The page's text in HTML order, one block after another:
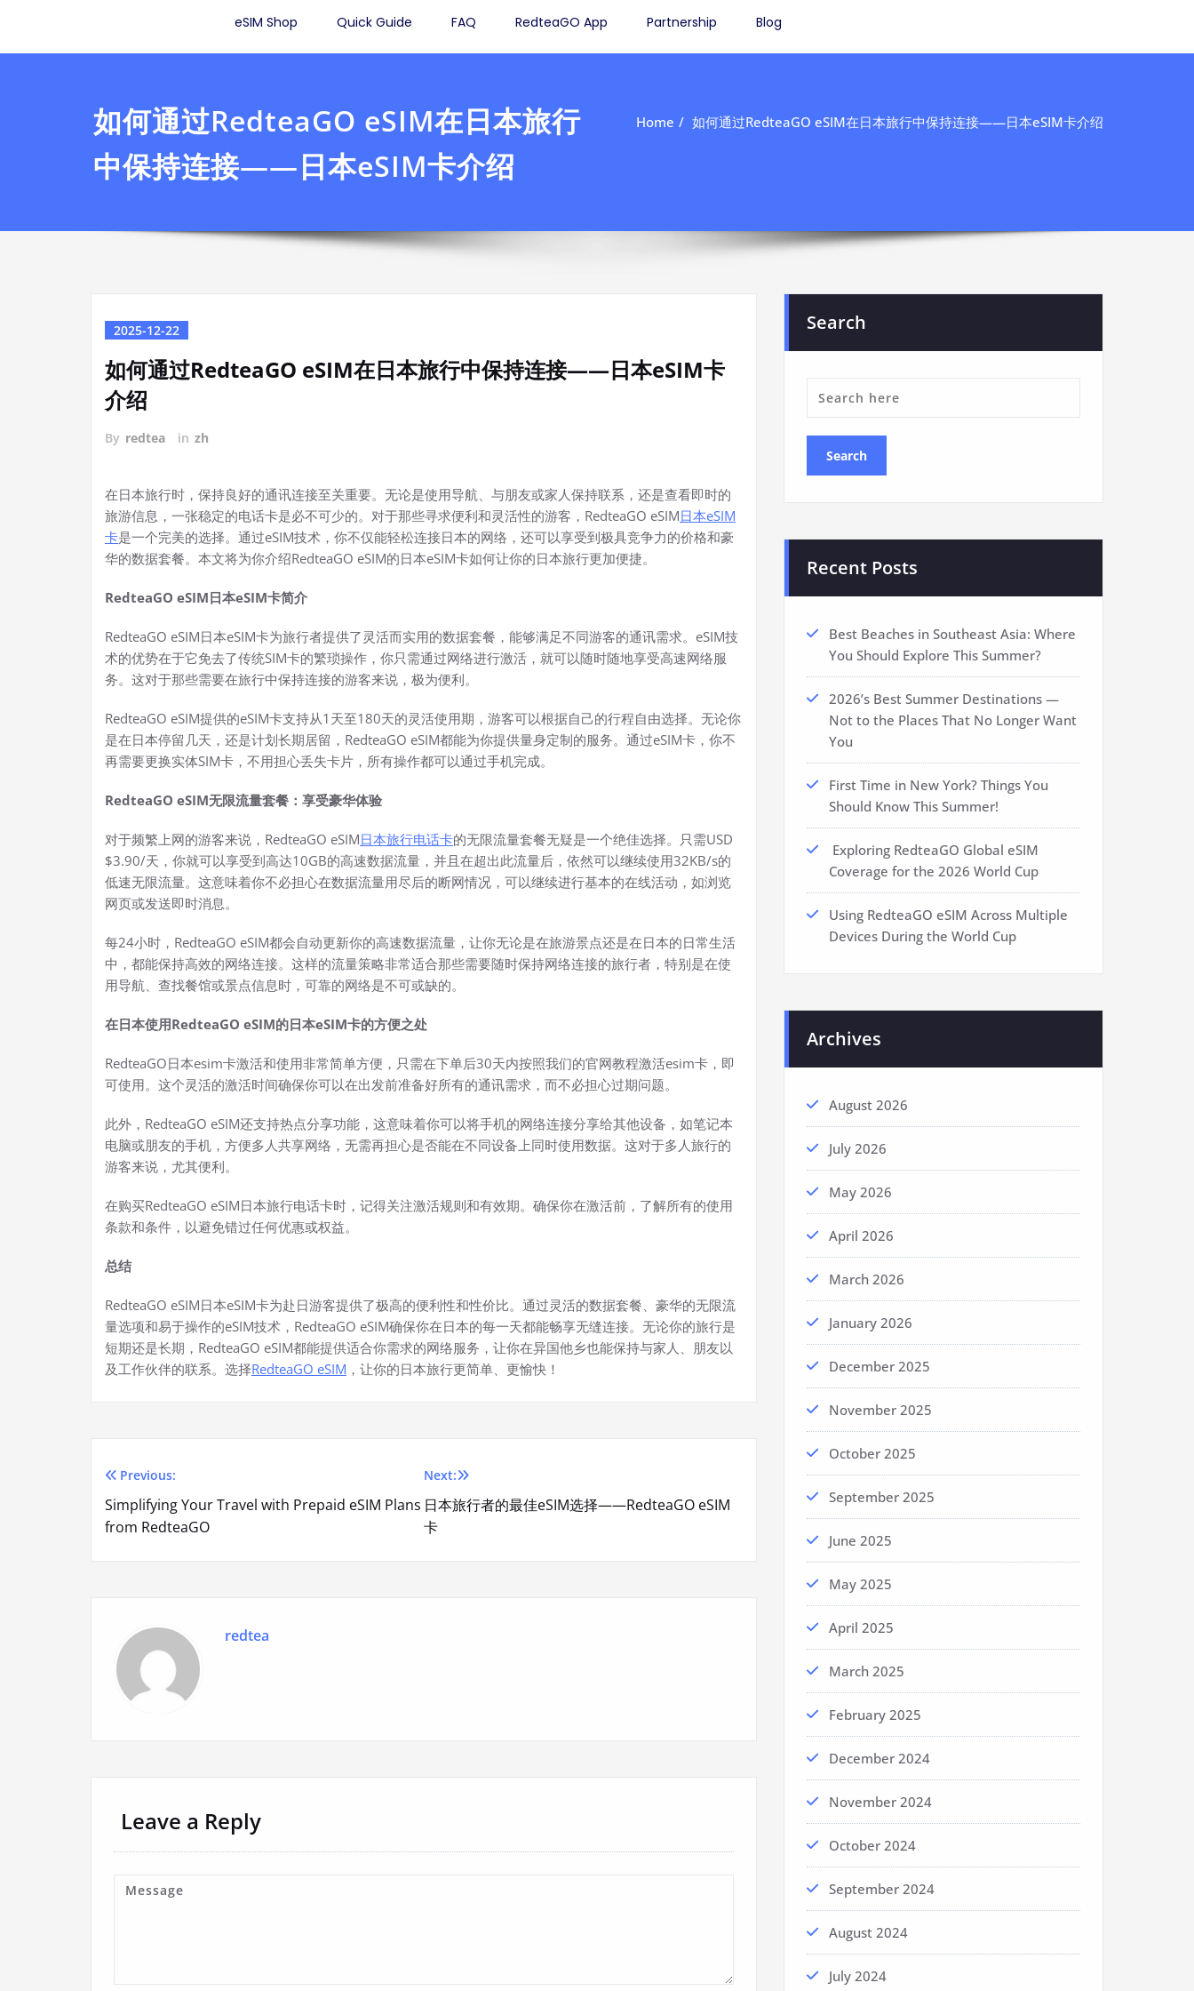
content
eSIM Shop Quick Guide FAQ RedteaGO App Partnership Blog
如何通过RedteaGO eSIM在日本旅行
中保持连接——日本eSIM卡介绍
Home 如何通过RedteaGO eSIM在日本旅行中保持连接——日本eSIM卡介绍
2025-12-22
如何通过RedteaGO eSIM在日本旅行中保持连接——日本eSIM卡
介绍
By redtea in zh
在日本旅行时，保持良好的通讯连接至关重要。无论是使用导航、与朋友或家人保持联系，还是查看即时的
旅游信息，一张稳定的电话卡是必不可少的。对于那些寻求便利和灵活性的游客，RedteaGO eSIM日本eSIM
卡是一个完美的选择。通过eSIM技术，你不仅能轻松连接日本的网络，还可以享受到极具竞争力的价格和豪
华的数据套餐。本文将为你介绍RedteaGO eSIM的日本eSIM卡如何让你的日本旅行更加便捷。
RedteaGO eSIM日本eSIM卡简介
RedteaGO eSIM日本eSIM卡为旅行者提供了灵活而实用的数据套餐，能够满足不同游客的通讯需求。eSIM技
术的优势在于它免去了传统SIM卡的繁琐操作，你只需通过网络进行激活，就可以随时随地享受高速网络服
务。这对于那些需要在旅行中保持连接的游客来说，极为便利。
RedteaGO eSIM提供的eSIM卡支持从1天至180天的灵活使用期，游客可以根据自己的行程自由选择。无论你
是在日本停留几天，还是计划长期居留，RedteaGO eSIM都能为你提供量身定制的服务。通过eSIM卡，你不
再需要更换实体SIM卡，不用担心丢失卡片，所有操作都可以通过手机完成。
RedteaGO eSIM无限流量套餐：享受豪华体验
对于频繁上网的游客来说，RedteaGO eSIM日本旅行电话卡的无限流量套餐无疑是一个绝佳选择。只需USD
$3.90/天，你就可以享受到高达10GB的高速数据流量，并且在超出此流量后，依然可以继续使用32KB/s的
低速无限流量。这意味着你不必担心在数据流量用尽后的断网情况，可以继续进行基本的在线活动，如浏览
网页或发送即时消息。
每24小时，RedteaGO eSIM都会自动更新你的高速数据流量，让你无论是在旅游景点还是在日本的日常生活
中，都能保持高效的网络连接。这样的流量策略非常适合那些需要随时保持网络连接的旅行者，特别是在使
用导航、查找餐馆或景点信息时，可靠的网络是不可或缺的。
在日本使用RedteaGO eSIM的日本eSIM卡的方便之处
RedteaGO日本esim卡激活和使用非常简单方便，只需在下单后30天内按照我们的官网教程激活esim卡，即
可使用。这个灵活的激活时间确保你可以在出发前准备好所有的通讯需求，而不必担心过期问题。
此外，RedteaGO eSIM还支持热点分享功能，这意味着你可以将手机的网络连接分享给其他设备，如笔记本
电脑或朋友的手机，方便多人共享网络，无需再担心是否能在不同设备上同时使用数据。这对于多人旅行的
游客来说，尤其便利。
在购买RedteaGO eSIM日本旅行电话卡时，记得关注激活规则和有效期。确保你在激活前，了解所有的使用
条款和条件，以避免错过任何优惠或权益。
总结
RedteaGO eSIM日本eSIM卡为赴日游客提供了极高的便利性和性价比。通过灵活的数据套餐、豪华的无限流
量选项和易于操作的eSIM技术，RedteaGO eSIM确保你在日本的每一天都能畅享无缝连接。无论你的旅行是
短期还是长期，RedteaGO eSIM都能提供适合你需求的网络服务，让你在异国他乡也能保持与家人、朋友以
及工作伙伴的联系。选择RedteaGO eSIM ，让你的日本旅行更简单、更愉快！
Post
navigation
Previous:
Simplifying Your Travel with Prepaid eSIM Plans
from RedteaGO
Next:
日本旅行者的最佳eSIM选择——RedteaGO eSIM
卡
redtea
Leave a Reply
Search
Recent Posts
Best Beaches in Southeast Asia: Where
You Should Explore This Summer?
2026’s Best Summer Destinations —
Not to the Places That No Longer Want
You
First Time in New York? Things You
Should Know This Summer!
Exploring RedteaGO Global eSIM
Coverage for the 2026 World Cup
Using RedteaGO eSIM Across Multiple
Devices During the World Cup
Archives
August 2026
July 2026
May 2026
April 2026
March 2026
January 2026
December 2025
November 2025
October 2025
September 2025
June 2025
May 2025
April 2025
March 2025
February 2025
December 2024
November 2024
October 2024
September 2024
August 2024
July 2024